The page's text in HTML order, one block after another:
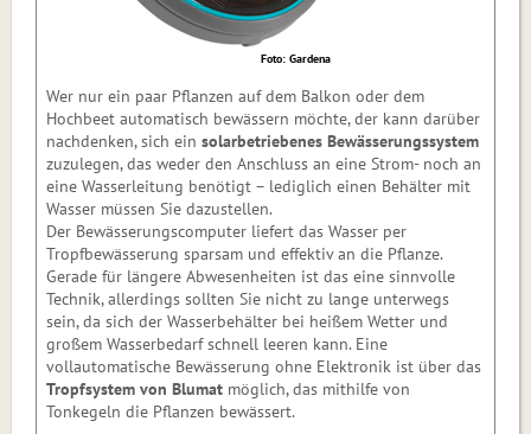
Foto: Gardena
Wer nur ein paar Pflanzen auf dem Balkon oder dem
Hochbeet automatisch bewässern möchte, der kann darüber
nachdenken, sich ein solarbe­triebenes Bewässerungssystem
zuzulegen, das weder den Anschluss an eine Strom- noch an
eine Wasserleitung benötigt – lediglich einen Behälter mit
Wasser müssen Sie dazustellen.
Der Bewässerungscomputer liefert das Wasser per
Tropfbewässerung sparsam und effektiv an die Pflanze.
Gerade für längere Abwesenheiten ist das eine sinnvolle
Technik, allerdings sollten Sie nicht zu lange unterwegs
sein, da sich der Wasserbe­hälter bei hei­ßem Wetter und
großem Wasserbedarf schnell leeren kann. Eine
vollautomatische Bewässerung ohne Elektronik ist über das
Tropfsystem von Blumat möglich, das mithilfe von
Tonkegeln die Pflanzen bewässert.